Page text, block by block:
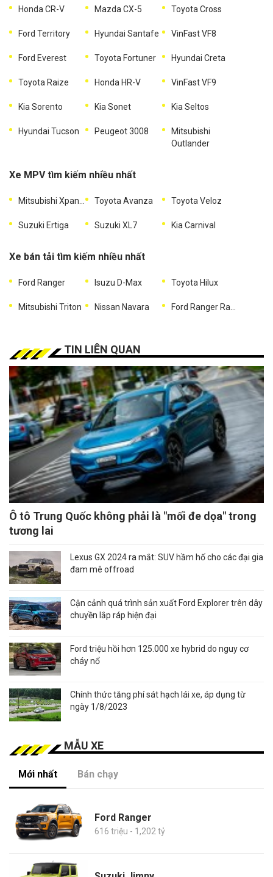
Honda CR-V Mazda CX-5 Toyota Cross
Ford Territory Hyundai Santafe VinFast VF8
Ford Everest Toyota Fortuner Hyundai Creta
Toyota Raize Honda HR-V VinFast VF9
Kia Sorento Kia Sonet Kia Seltos
Hyundai Tucson Peugeot 3008
Mitsubishi
Outlander
Xe MPV tìm kiếm nhiều nhất
Toyota Avanza Toyota Veloz
Suzuki Ertiga Suzuki XL7 Kia Carnival
Xe bán tải tìm kiếm nhiều nhất
Ford Ranger Isuzu D-Max Toyota Hilux
Mitsubishi Triton Nissan Navara
TIN LIÊN QUAN
Ô tô Trung Quốc không phải là "mối đe dọa" trong
tương lai
Lexus GX 2024 ra mắt: SUV hầm hố cho các đại gia
đam mê offroad
Cận cảnh quá trình sản xuất Ford Explorer trên dây
chuyền lắp ráp hiện đại
Ford triệu hồi hơn 125.000 xe hybrid do nguy cơ
cháy nổ
Chính thức tăng phí sát hạch lái xe, áp dụng từ
ngày 1/8/2023
MẪU XE
Mới nhất Bán chạy
Ford Ranger
616 triệu - 1,202 tỷ